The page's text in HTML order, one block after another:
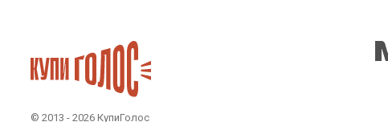
© 2013 - 2026 КупиГолос